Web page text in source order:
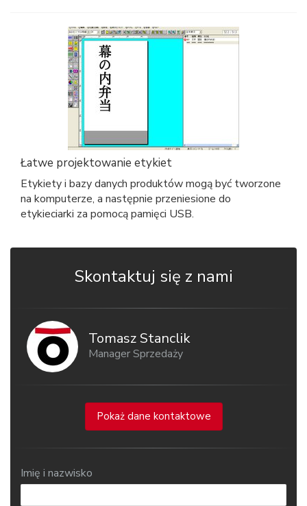
Łatwe projektowanie etykiet
Etykiety i bazy danych produktów mogą być tworzone
na komputerze, a następnie przeniesione do
etykieciarki za pomocą pamięci USB.
Skontaktuj się z nami
Tomasz Stanclik
Manager Sprzedaży
Pokaż dane kontaktowe
Imię i nazwisko